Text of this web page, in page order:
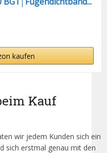
kaufen
Kauf
wir jedem Kunden sich ein
sich erstmal genau mit den